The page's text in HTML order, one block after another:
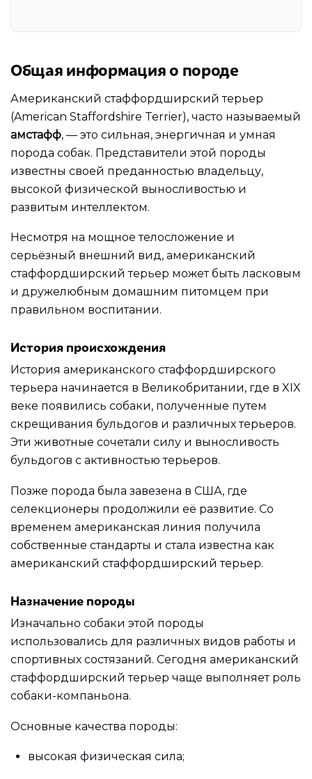
Общая информация о породе
Американский стаффордширский терьер
(American Staffordshire Terrier), часто называемый
амстафф, — это сильная, энергичная и умная
порода собак. Представители этой породы
известны своей преданностью владельцу,
высокой физической выносливостью и
развитым интеллектом.
Несмотря на мощное телосложение и
серьёзный внешний вид, американский
стаффордширский терьер может быть ласковым
и дружелюбным домашним питомцем при
правильном воспитании.
История происхождения
История американского стаффордширского
терьера начинается в Великобритании, где в XIX
веке появились собаки, полученные путем
скрещивания бульдогов и различных терьеров.
Эти животные сочетали силу и выносливость
бульдогов с активностью терьеров.
Позже порода была завезена в США, где
селекционеры продолжили её развитие. Со
временем американская линия получила
собственные стандарты и стала известна как
американский стаффордширский терьер.
Назначение породы
Изначально собаки этой породы
использовались для различных видов работы и
спортивных состязаний. Сегодня американский
стаффордширский терьер чаще выполняет роль
собаки-компаньона.
Основные качества породы:
высокая физическая сила;